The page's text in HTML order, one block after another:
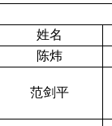
姓名
陈炜
范剑平